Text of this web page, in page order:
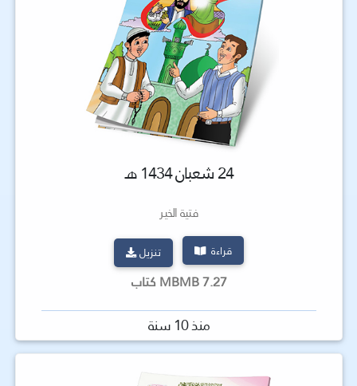
24 شعبان 1434 هـ
فتية الخير
قراءة تنزيل
7.27 MBMB كتاب
منذ 10 سنة